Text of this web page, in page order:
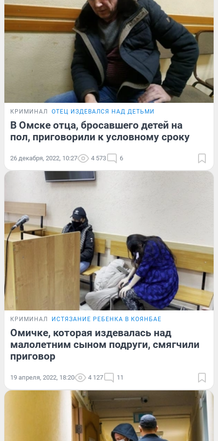
КРИМИНАЛ ОТЕЦ ИЗДЕВАЛСЯ НАД ДЕТЬМИ
В Омске отца, бросавшего детей на
пол, приговорили к условному сроку
26 декабря, 2022, 10:27 4 573 6
КРИМИНАЛ ИСТЯЗАНИЕ РЕБЕНКА В КОЯНБАЕ
Омичке, которая издевалась над
малолетним сыном подруги, смягчили
приговор
19 апреля, 2022, 18:20 4 127 11